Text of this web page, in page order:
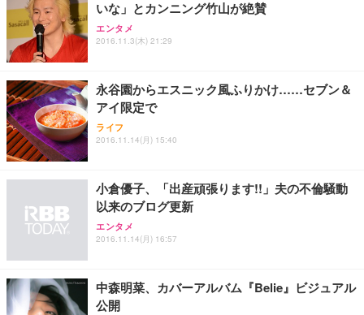
いな」とカンニング竹山が絶賛
エンタメ
2016.11.3(木) 21:29
永谷園からエスニック風ふりかけ……セブン＆
アイ限定で
ライフ
2016.11.14(月) 15:40
小倉優子、「出産頑張ります!!」夫の不倫騒動
以来のブログ更新
エンタメ
2016.11.14(月) 16:57
中森明菜、カバーアルバム『Belie』ビジュアル
公開